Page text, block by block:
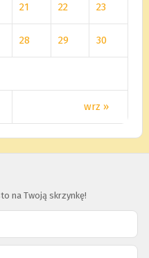
wrz »
21 22 23
28 29 30
na Twoją skrzynkę!